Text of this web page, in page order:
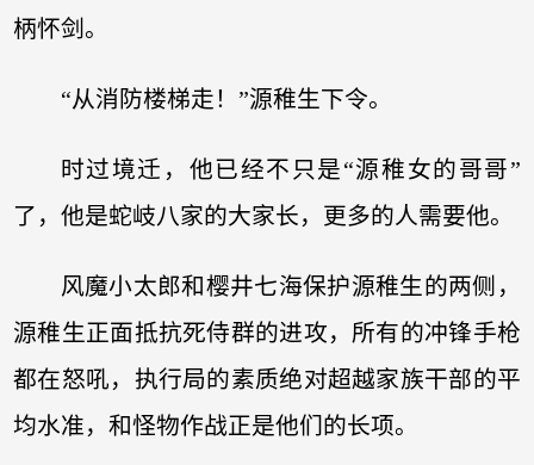
柄怀剑。
“从消防楼梯走！”源稚生下令。
时过境迁，他已经不只是“源稚女的哥哥”
了，他是蛇岐八家的大家长，更多的人需要他。
风魔小太郎和樱井七海保护源稚生的两侧，
源稚生正面抵抗死侍群的进攻，所有的冲锋手枪
都在怒吼，执行局的素质绝对超越家族干部的平
均水准，和怪物作战正是他们的长项。